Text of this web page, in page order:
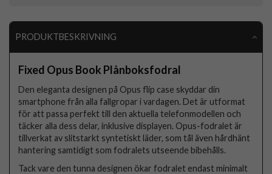
PRODUKTBESKRIVNING
Fixed Opus Book Plånboksfodral
Den eleganta designen på Opus flip case skyddar din
smartphone från alla fallgropar i vardagen. Det är utformat
för att passa perfekt till den aktuella telefonmodellen och
täcker alla dess delar, inklusive displayen. Opus-fodralet är
tillverkat av slitstarkt syntetiskt läder, som tål även hårdhänt
hantering samtidigt som fodralets utseende bibehålls.
Tack vare den tunna designen ökar fodralet endast minimalt